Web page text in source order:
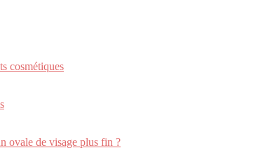
cosmétiques
ovale de visage plus fin ?